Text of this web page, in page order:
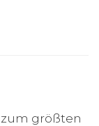
größten